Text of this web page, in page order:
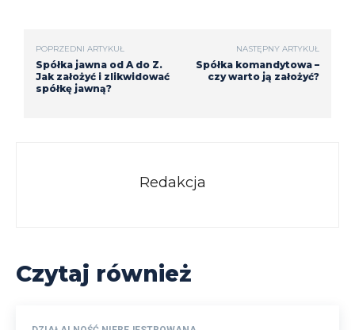
POPRZEDNI ARTYKUŁ
Spółka jawna od A do Z.
Jak założyć i zlikwidować
spółkę jawną?
NASTĘPNY ARTYKUŁ
Spółka komandytowa –
czy warto ją założyć?
Redakcja
Czytaj również